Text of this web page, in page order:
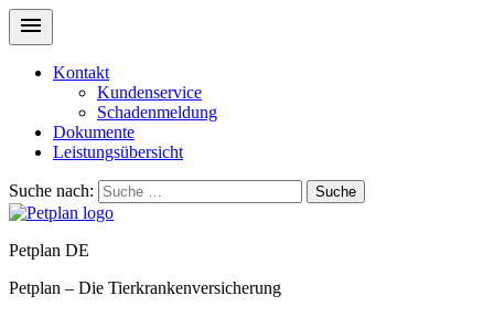
Kontakt
Kundenservice
Schadenmeldung
Dokumente
Leistungsübersicht
Suche nach: Suche
Petplan DE
Petplan – Die Tierkrankenversicherung